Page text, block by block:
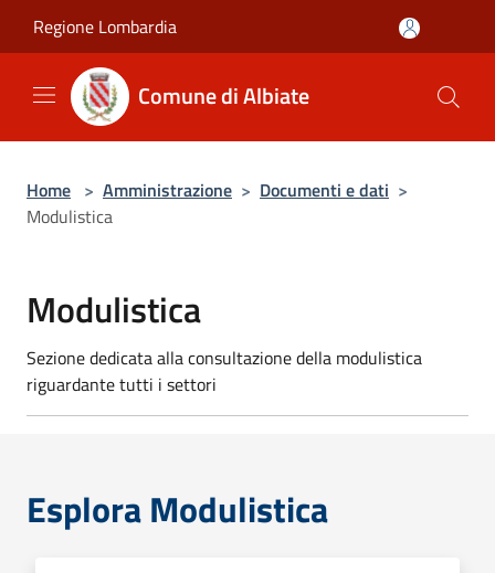
Regione Lombardia
Comune di Albiate
Home > Amministrazione > Documenti e dati >
Modulistica
Modulistica
Sezione dedicata alla consultazione della modulistica
riguardante tutti i settori
Esplora Modulistica